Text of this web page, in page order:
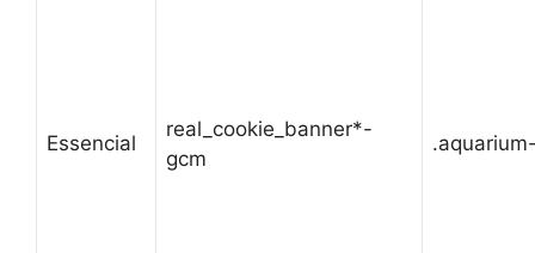
Essencial
real_cookie_banner*-
gcm